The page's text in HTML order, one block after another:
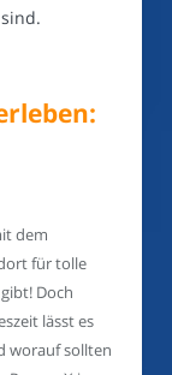
dem
für tolle
Doch
lässt es
worauf sollten